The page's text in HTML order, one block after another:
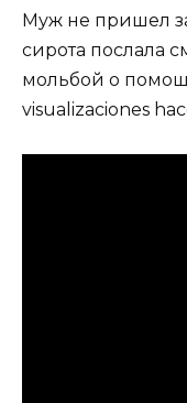
Муж не пришел
сирота послала
мольбой о
visualizaciones